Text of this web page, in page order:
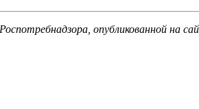
опубликованной на